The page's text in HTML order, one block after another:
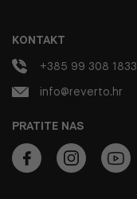
PRATITE NAS
KONTAKT
+385 99 308 1833
info@reverto.hr